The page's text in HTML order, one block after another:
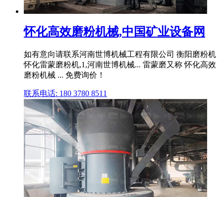
怀化高效磨粉机械,中国矿业设备网
如有意向请联系河南世博机械工程有限公司 衡阳磨粉机
怀化雷蒙磨粉机,1,河南世博机械... 雷蒙磨又称 怀化高效
磨粉机械 ... 免费询价！
联系电话: 180 3780 8511